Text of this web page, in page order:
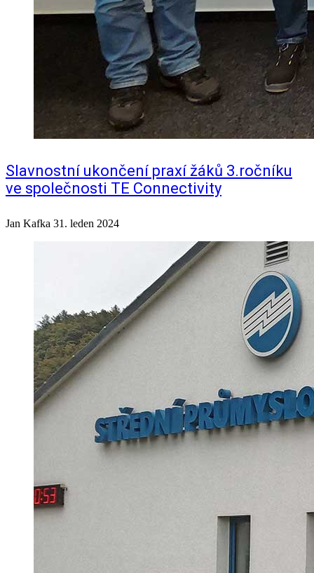
Slavnostní ukončení praxí žáků 3.ročníku
ve společnosti TE Connectivity
Jan Kafka 31. leden 2024